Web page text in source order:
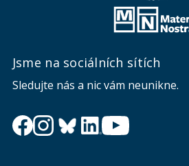
Jsme na sociálních sítích
Sledujte nás a nic vám neunikne.